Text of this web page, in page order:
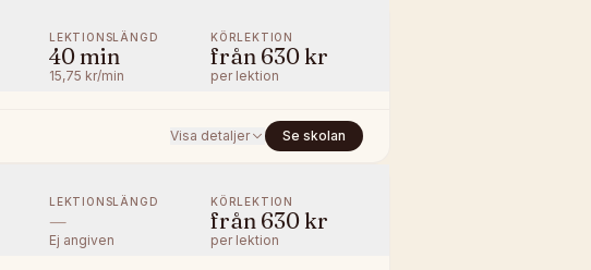
LEKTIONSLÄNGD
40min
15,75 kr/min
KÖRLEKTION
från 630 kr
per lektion
Visa detaljer Se skolan
LEKTIONSLÄNGD
—
Ej angiven
KÖRLEKTION
från 630 kr
per lektion